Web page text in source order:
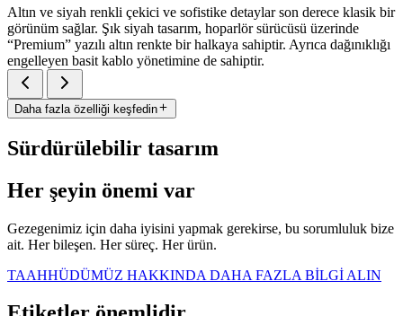
Altın ve siyah renkli çekici ve sofistike detaylar son derece klasik bir
görünüm sağlar. Şık siyah tasarım, hoparlör sürücüsü üzerinde
“Premium” yazılı altın renkte bir halkaya sahiptir. Ayrıca dağınıklığı
engelleyen basit kablo yönetimine de sahiptir.
Daha fazla özelliği keşfedin
Sürdürülebilir tasarım
Her şeyin önemi var
Gezegenimiz için daha iyisini yapmak gerekirse, bu sorumluluk bize
ait. Her bileşen. Her süreç. Her ürün.
TAAHHÜDÜMÜZ HAKKINDA DAHA FAZLA BİLGİ ALIN